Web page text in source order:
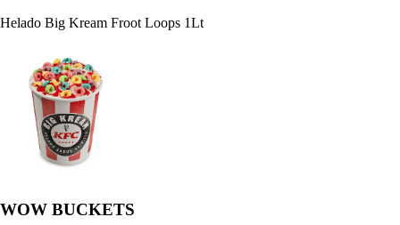
Helado Big Kream Froot Loops 1Lt
WOW BUCKETS